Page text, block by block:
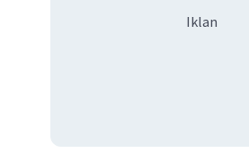
Iklan